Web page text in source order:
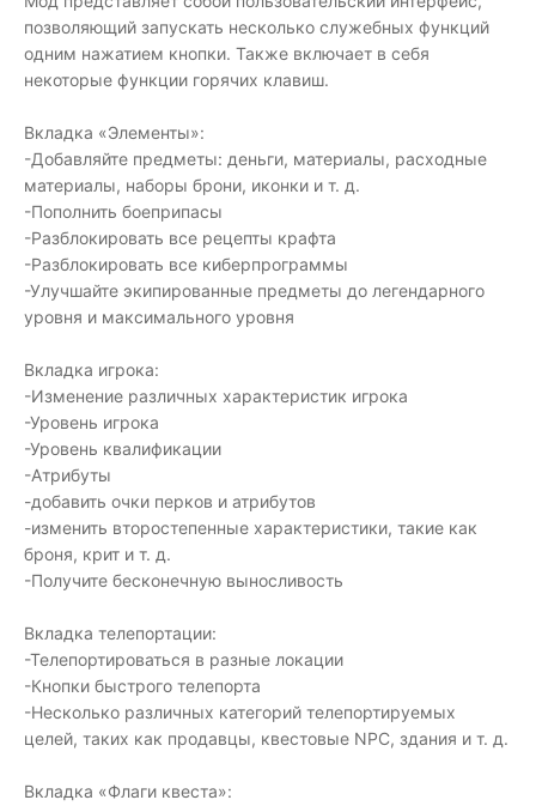
позволяющий запускать несколько служебных функций
одним нажатием кнопки. Также включает в себя
некоторые функции горячих клавиш.
Вкладка «Элементы»:
-Добавляйте предметы: деньги, материалы, расходные
материалы, наборы брони, иконки и т. д.
-Пополнить боеприпасы
-Разблокировать все рецепты крафта
-Разблокировать все киберпрограммы
-Улучшайте экипированные предметы до легендарного
уровня и максимального уровня
Вкладка игрока:
-Изменение различных характеристик игрока
-Уровень игрока
-Уровень квалификации
-Атрибуты
-добавить очки перков и атрибутов
-изменить второстепенные характеристики, такие как
броня, крит и т. д.
-Получите бесконечную выносливость
Вкладка телепортации:
-Телепортироваться в разные локации
-Кнопки быстрого телепорта
-Несколько различных категорий телепортируемых
целей, таких как продавцы, квестовые NPC, здания и т. д.
Вкладка «Флаги квеста»: